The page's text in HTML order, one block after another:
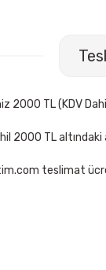
Sepete Ekle
2000 TL (KDV
2000 TL
teslimat